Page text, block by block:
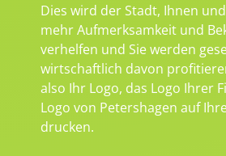
Dies wird der Stadt, Ihnen
mehr Aufmerksamkeit und
verhelfen und Sie werden
wirtschaftlich davon
also Ihr Logo, das Logo Ihrer
Logo von Petershagen auf
drucken.